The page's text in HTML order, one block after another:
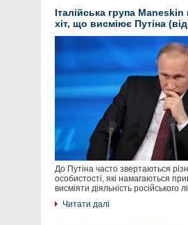
Італійська група
хіт, що висміює Путіна
До Путіна часто звертаються
особистості, які намагаються
висміяти діяльність російського
Читати далі